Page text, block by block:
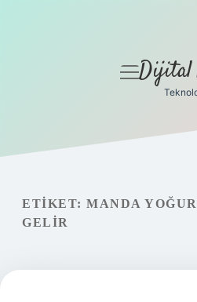
Gizlilik Politikası
Hakkımızda
menüyü
Dijital
ETIKET: MANDA
GELIR